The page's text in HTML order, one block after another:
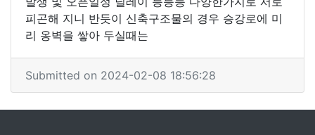
피곤해 지니 반듯이 신축구조물의 경우 승강로에 미
리 옹벽을 쌓아 두실때는
Submitted on 2024-02-08 18:56:28